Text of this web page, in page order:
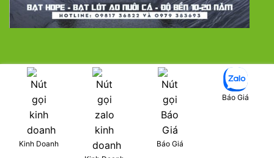
LƯỚI CHE NẮNG
MÀNG NHÀ KÍNH
BẠT PHỦ ĐẤT CHỐNG CỎ DẠI
SÀN NHỰA TRỒNG LAN
MÀNG CHỐNG THẤM HDPE
VẬT TƯ NHÀ KÍNH
LƯỚI THÉP MẠ KẼM HÀN CHẬP
LƯỚI THỂ THAO VÀ LƯỚI CÔNG TRÌNH XÂY DỰNG
CỎ NHÂN TẠO
Copyright 2026 © thanhdatvina.com
Kinh Doanh
Báo Giá
Báo Giá